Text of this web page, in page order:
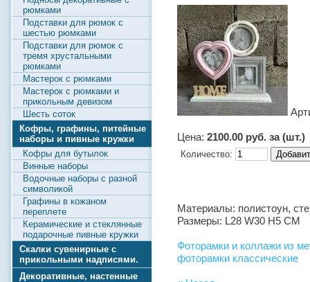
Цена: 2100.00 руб. за (шт.)
Количество:
Материалы: полистоун,
Размеры: L28 W30 H5 СМ
Фоторамки и коллажи из
фоторамки классические
рюмками
Подставки для рюмок с
шестью рюмками
Подставки для рюмок с
тремя хрустальными
рюмками
Мастерок с рюмками
Мастерок с рюмками и
прикольным девизом
Шесть соток
Кофры, графины, питейные
наборы и пивные кружки
Кофры для бутылок
Винные наборы
Водочные наборы с разной
символикой
Графины в кожаном
переплете
Керамические и стеклянные
подарочные пивные кружки
Скалки сувенирные с
прикольными надписями.
Декоративные, настенные